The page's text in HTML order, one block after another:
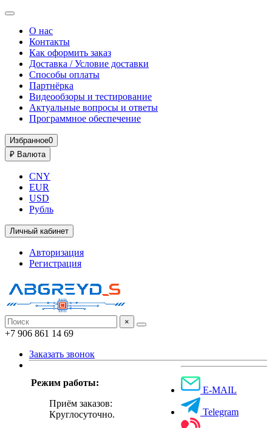
О нас
Контакты
Как оформить заказ
Доставка / Условие доставки
Способы оплаты
Партнёрка
Видеообзоры и тестирование
Актуальные вопросы и ответы
Программное обеспечение
Избранное0
₽ Валюта
CNY
EUR
USD
Рубль
Личный кабинет
Авторизация
Регистрация
×
+7 906 861 14 69
Заказать звонок
Режим работы:
Приём заказов:
Круглосуточно.
E-MAIL
Telegram